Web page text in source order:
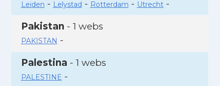
Leiden - Lelystad - Rotterdam - Utrecht-
Pakistan - 1 webs
PAKISTAN -
Palestina - 1 webs
PALESTINE -